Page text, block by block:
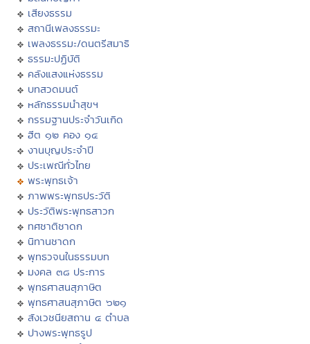
เสียงธรรม
สถานีเพลงธรรมะ
เพลงธรรมะ/ดนตรีสมาธิ
ธรรมะปฏิบัติ
คลังแสงแห่งธรรม
บทสวดมนต์
หลักธรรมนำสุขฯ
กรรมฐานประจำวันเกิด
ฮีต ๑๒ คอง ๑๔
งานบุญประจำปี
ประเพณีทั่วไทย
พระพุทธเจ้า
ภาพพระพุทธประวัติ
ประวัติพระพุทธสาวก
ทศชาติชาดก
นิทานชาดก
พุทธวจนในธรรมบท
มงคล ๓๘ ประการ
พุทธศาสนสุภาษิต
พุทธศาสนสุภาษิต ๖๒๑
สังเวชนียสถาน ๔ ตำบล
ปางพระพุทธรูป